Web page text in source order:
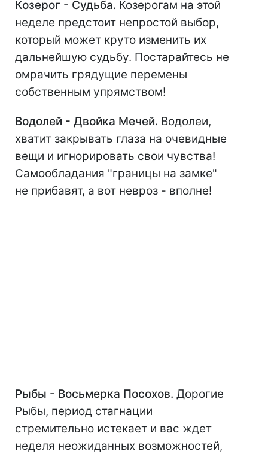
Козерог - Судьба. Козерогам на этой
неделе предстоит непростой выбор,
который может круто изменить их
дальнейшую судьбу. Постарайтесь не
омрачить грядущие перемены
собственным упрямством!
Водолей - Двойка Мечей. Водолеи,
хватит закрывать глаза на очевидные
вещи и игнорировать свои чувства!
Самообладания "границы на замке"
не прибавят, а вот невроз - вполне!
Рыбы - Восьмерка Посохов. Дорогие
Рыбы, период стагнации
стремительно истекает и вас ждет
неделя неожиданных возможностей,